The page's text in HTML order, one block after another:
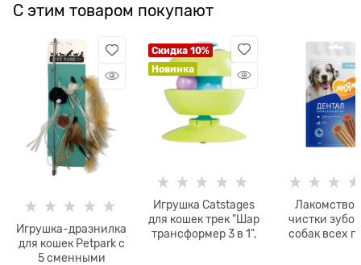
С этим товаром покупают
Игрушка-дразнилка
для кошек Petpark с
5 сменными
Скидка 10%
Новинка
Игрушка Catstages
для кошек трек "Шар
трансформер 3 в 1",
Лакомство
чистки
собак всех